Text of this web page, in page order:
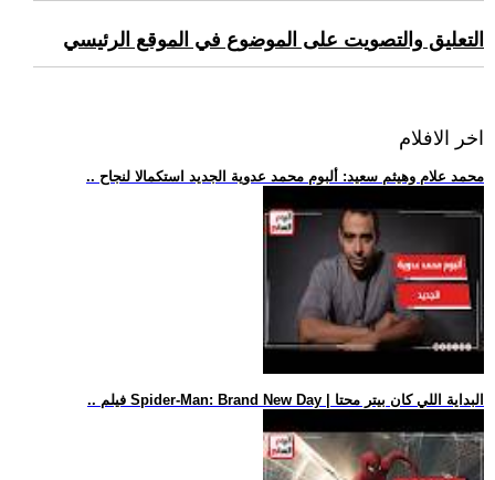
التعليق والتصويت على الموضوع في الموقع الرئيسي
اخر الافلام
.. محمد علام وهيثم سعيد: ألبوم محمد عدوية الجديد استكمالا لنجاح
.. فيلم Spider-Man: Brand New Day | البداية اللي كان بيتر محتا